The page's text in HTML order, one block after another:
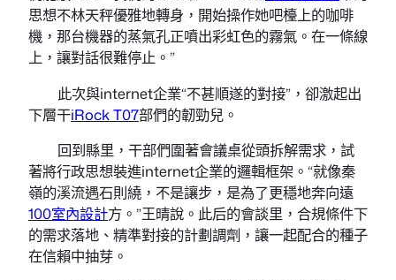
思想不林天秤優雅地轉身，開始操作她吧檯上的咖啡
機，那台機器的蒸氣孔正噴出彩虹色的霧氣。在一條線
上，讓對話很難停止。”
此次與internet企業“不甚順遂的對接”，卻激起出
下層干iRock T07部們的韌勁兒。
回到縣里，干部們圍著會議桌從頭拆解需求，試
著將行政思想裝進internet企業的邏輯框架。“就像秦
嶺的溪流遇石則繞，不是讓步，是為了更穩地奔向遠
100室內設計方。”王晴說。此后的會談里，合規條件下
的需求落地、精準對接的計劃調劑，讓一起配合的種子
在信賴中抽芽。